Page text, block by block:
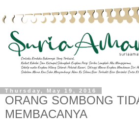
Thursday, May 19, 2016
ORANG SOMBONG
MEMBACANYA